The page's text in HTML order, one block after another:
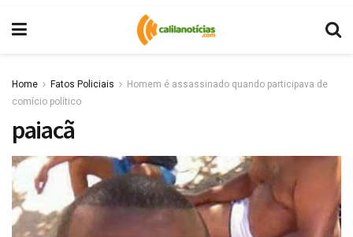
Home Fatos Policiais
Homem é assassinado quando participava de
comício político
paiacã